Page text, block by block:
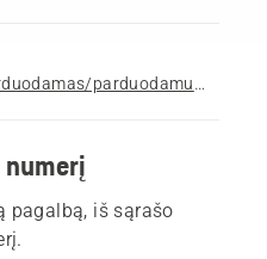
Žiūrėti visas/visus parduodamas/parduodamus Sniego valytuvai
pagalbą, iš sąrašo